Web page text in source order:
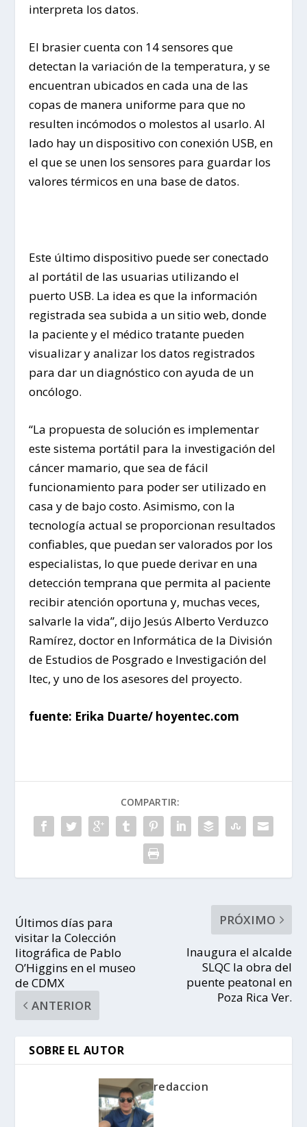
interpreta los datos.
El brasier cuenta con 14 sensores que
detectan la variación de la temperatura, y se
encuentran ubicados en cada una de las
copas de manera uniforme para que no
resulten incómodos o molestos al usarlo. Al
lado hay un dispositivo con conexión USB, en
el que se unen los sensores para guardar los
valores térmicos en una base de datos.
Este último dispositivo puede ser conectado
al portátil de las usuarias utilizando el
puerto USB. La idea es que la información
registrada sea subida a un sitio web, donde
la paciente y el médico tratante pueden
visualizar y analizar los datos registrados
para dar un diagnóstico con ayuda de un
oncólogo.
“La propuesta de solución es implementar
este sistema portátil para la investigación del
cáncer mamario, que sea de fácil
funcionamiento para poder ser utilizado en
casa y de bajo costo. Asimismo, con la
tecnología actual se proporcionan resultados
confiables, que puedan ser valorados por los
especialistas, lo que puede derivar en una
detección temprana que permita al paciente
recibir atención oportuna y, muchas veces,
salvarle la vida”, dijo Jesús Alberto Verduzco
Ramírez, doctor en Informática de la División
de Estudios de Posgrado e Investigación del
Itec, y uno de los asesores del proyecto.
fuente: Erika Duarte/ hoyentec.com
COMPARTIR:
Últimos días para
visitar la Colección
litográfica de Pablo
O’Higgins en el museo
de CDMX
ANTERIOR
PRÓXIMO
Inaugura el alcalde
SLQC la obra del
puente peatonal en
Poza Rica Ver.
SOBRE EL AUTOR
redaccion